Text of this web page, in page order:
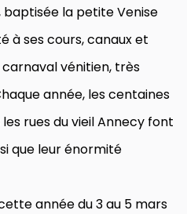
la petite Venise
à ses cours, canaux et
carnaval vénitien, très
année, les centaines
rues du vieil Annecy font
que leur énormité
année du 3 au 5 mars